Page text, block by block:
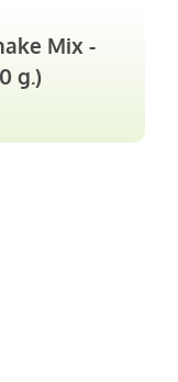
Mix -
g.)